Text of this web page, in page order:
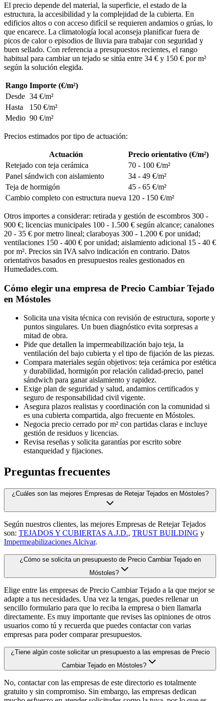
El precio depende del material, la superficie, el estado de la
estructura, la accesibilidad y la complejidad de la cubierta. En
edificios altos o con acceso difícil se requieren andamios o grúas, lo
que encarece. La climatología local aconseja planificar fuera de
picos de calor o episodios de lluvia para trabajar con seguridad y
buen sellado. Con referencia a presupuestos recientes, el rango
habitual para cambiar un tejado se sitúa entre 34 € y 150 € por m²
según la solución elegida.
Rango Importe (€/m²)
Desde 34 €/m²
Hasta
150 €/m²
Medio 90 €/m²
Precios estimados por tipo de actuación:
Actuación
Precio orientativo (€/m²)
Retejado con teja cerámica
70 - 100 €/m²
Panel sándwich con aislamiento
34 - 49 €/m²
Teja de hormigón
45 - 65 €/m²
Cambio completo con estructura nueva 120 - 150 €/m²
Otros importes a considerar: retirada y gestión de escombros 300 -
900 €; licencias municipales 100 - 1.500 € según alcance; canalones
20 - 35 € por metro lineal; claraboyas 300 - 1.200 € por unidad;
ventilaciones 150 - 400 € por unidad; aislamiento adicional 15 - 40 €
por m². Precios sin IVA salvo indicación en contrario. Datos
orientativos basados en presupuestos reales gestionados en
Humedades.com.
Cómo elegir una empresa de Precio Cambiar Tejado
en Móstoles
Solicita una visita técnica con revisión de estructura, soporte y
puntos singulares. Un buen diagnóstico evita sorpresas a
mitad de obra.
Pide que detallen la impermeabilización bajo teja, la
ventilación del bajo cubierta y el tipo de fijación de las piezas.
Compara materiales según objetivos: teja cerámica por estética
y durabilidad, hormigón por relación calidad-precio, panel
sándwich para ganar aislamiento y rapidez.
Exige plan de seguridad y salud, andamios certificados y
seguro de responsabilidad civil vigente.
Asegura plazos realistas y coordinación con la comunidad si
es una cubierta compartida, algo frecuente en Móstoles.
Negocia precio cerrado por m² con partidas claras e incluye
gestión de residuos y licencias.
Revisa reseñas y solicita garantías por escrito sobre
estanqueidad y fijaciones.
Preguntas frecuentes
¿Cuáles son las mejores Empresas de Retejar Tejados en Móstoles?
Según nuestros clientes, las mejores Empresas de Retejar Tejados
son: TEJADOS Y CUBIERTAS A.J.D., TRUST BUILDING y
Impermeabilizaciones Alcivar.
¿Cómo se solicita un presupuesto de Precio Cambiar Tejado en
Móstoles?
Elige entre las empresas de Precio Cambiar Tejado a la que mejor se
adapte a tus necesidades. Una vez la tengas, puedes rellenar un
sencillo formulario para que lo reciba la empresa o bien llamarla
directamente. Es muy importante que revises las opiniones de otros
usuarios como tú y recuerda que puedes contactar con varias
empresas para poder comparar presupuestos.
¿Tiene algún coste solicitar un presupuesto a las empresas de Precio
Cambiar Tejado en Móstoles?
No, contactar con las empresas de este directorio es totalmente
gratuito y sin compromiso. Sin embargo, las empresas dedican